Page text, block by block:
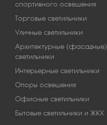
спортивного освещения
Торговые светильники
Уличные светильники
Архитектурные (фасадные)
светильники
Интерьерные светильники
Опоры освещения
Офисные светильники
Бытовые светильники и ЖКХ